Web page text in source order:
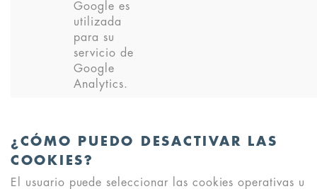
Google es
utilizada
para su
servicio de
Google
Analytics.
¿CÓMO PUEDO DESACTIVAR LAS
COOKIES?
El usuario puede seleccionar las cookies operativas u